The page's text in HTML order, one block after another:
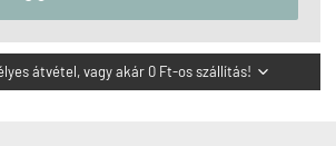
átvétel, vagy akár 0 Ft-os szállítás! 